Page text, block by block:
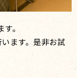
。
ます。是非お試